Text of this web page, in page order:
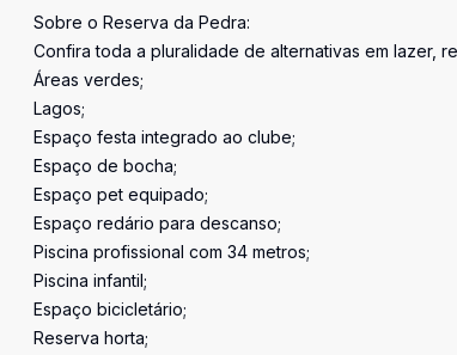
Sobre o Reserva da Pedra:
Confira toda a pluralidade de alternativas em lazer,
Áreas verdes;
Lagos;
Espaço festa integrado ao clube;
Espaço de bocha;
Espaço pet equipado;
Espaço redário para descanso;
Piscina profissional com 34 metros;
Piscina infantil;
Espaço bicicletário;
Reserva horta;